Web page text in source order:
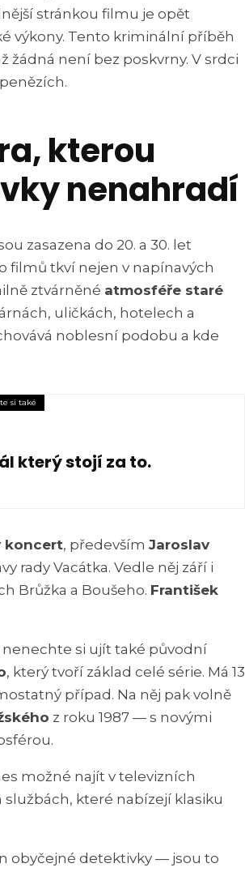
stránkou filmu je opět
výkony. Tento kriminální příběh
žádná není bez poskvrny. V srdci
kterou
nenahradí
zasazena do 20. a 30. let
filmů tkví nejen v napínavých
ztvárněné atmosféře staré
uličkách, hotelech a
noblesní podobu a kde
si také
který stojí za to.
koncert, především Jaroslav
rady Vacátka. Vedle něj září i
Brůžka a Boušeho. František
nenechte si ujít také původní
, který tvoří základ celé série. Má 13
případ. Na něj pak volně
z roku 1987 — s novými
možné najít v televizních
které nabízejí klasiku
obyčejné detektivky — jsou to